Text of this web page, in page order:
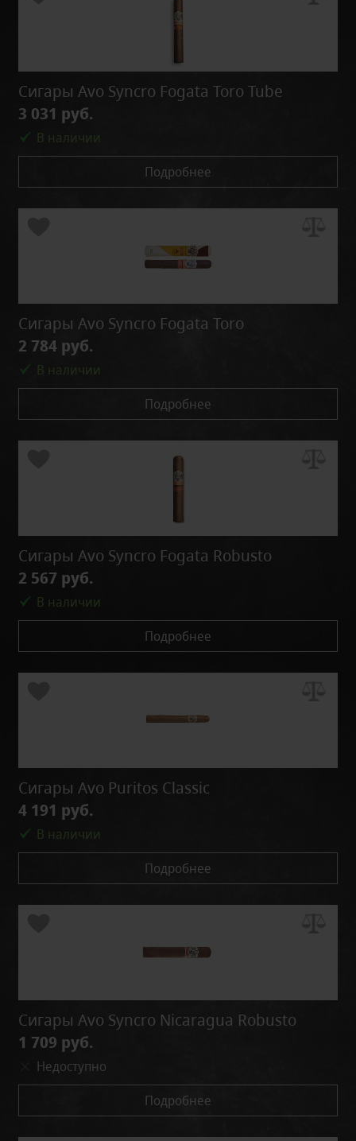
Сигары Avo Syncro Fogata Toro Tube
3 031 руб.
В наличии
Подробнее
Сигары Avo Syncro Fogata Toro
2 784 руб.
В наличии
Подробнее
Сигары Avo Syncro Fogata Robusto
2 567 руб.
В наличии
Подробнее
Сигары Avo Puritos Classic
4 191 руб.
В наличии
Подробнее
Сигары Avo Syncro Nicaragua Robusto
1 709 руб.
Недоступно
Подробнее